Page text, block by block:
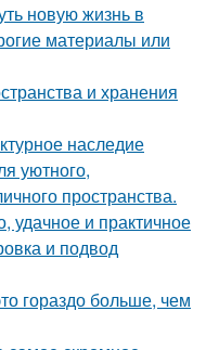
новую жизнь в
материалы или
и хранения
наследие
уютного,
пространства.
удачное и практичное
и подвод
гораздо больше, чем